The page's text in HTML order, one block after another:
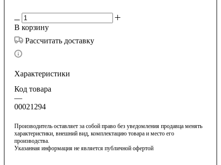
В корзину
Рассчитать доставку
Характеристики
Код товара
—
00021294
Производитель оставляет за собой право без уведомления продавца менять
характеристики, внешний вид, комплектацию товара и место его
производства.
Указанная информация не является публичной офертой